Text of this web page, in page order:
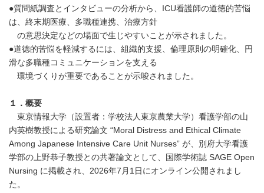
●質問紙調査とインタビューの分析から、ICU看護師の道徳的苦悩
は、終末期医療、多職種連携、治療方針
の意思決定などの場面で生じやすいことが示されました。
●道徳的苦悩を軽減するには、組織的支援、倫理原則の明確化、円
滑な多職種コミュニケーションを支える
環境づくりが重要であることが示唆されました。
１．概要
東京情報大学（設置者：学校法人東京農業大学）看護学部の山
内英樹教授による研究論文 “Moral Distress and Ethical Climate
Among Japanese Intensive Care Unit Nurses” が、別府大学看護
学部の上野恭子教授との共著論文として、国際学術誌 SAGE Open
Nursing に掲載され、2026年7月1日にオンライン公開されまし
た。